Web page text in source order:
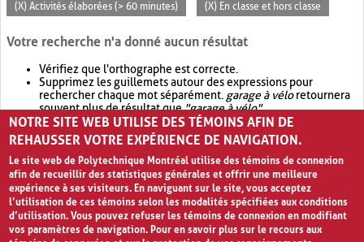
(X) Activités élaborées (> 60 minutes) (X) En classe et hors classe
Votre recherche n'a donné aucun résultat
Vérifiez que l'orthographe est correcte.
Supprimez les guillemets autour des expressions pour
rechercher chaque mot séparément. garage à véloretournera
souvent plus de résultat que"garage à vélo".
Envisagez d'élargir votre recherche avec OR.garage OR vélo
retournera souvent plus de résultat quegarage à vélo
NOTRE SITE WEB UTILISE DES TÉMOINS AFIN DE
REHAUSSER VOTRE EXPÉRIENCE DE NAVIGATION.
Le site web de Polytechnique Montréal utilise des témoins de connexion
afin de recueillir des statistiques générales et offrir une meilleure
expérience à ses visiteurs. En naviguant sur le site, vous acceptez
l’utilisation de ces témoins selon les modalités spécifiées aux conditions
d’utilisation. Vous pouvez refuser les témoins de connexion en modifiant
vos paramètres de navigation. Pour en savoir plus sur le recours aux